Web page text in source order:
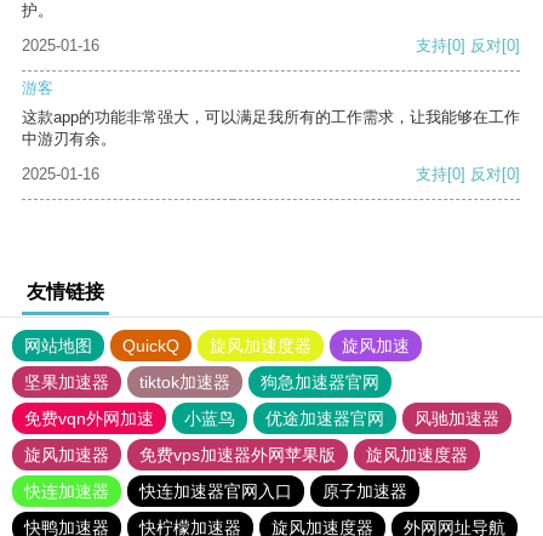
护。
2025-01-16
支持[0] 反对[0]
游客
这款app的功能非常强大，可以满足我所有的工作需求，让我能够在工作
中游刃有余。
2025-01-16
支持[0] 反对[0]
友情链接
网站地图 QuickQ 旋风加速度器
旋风加速
坚果加速器
tiktok加速器
狗急加速器官网
免费vqn外网加速
小蓝鸟 优途加速器官网
风驰加速器
旋风加速器
免费vps加速器外网苹果版
旋风加速度器
快连加速器
快连加速器官网入口
原子加速器
快鸭加速器
快柠檬加速器 旋风加速度器
外网网址导航